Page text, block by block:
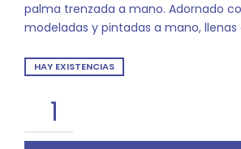
palma trenzada a mano. Adornado
modeladas y pintadas a mano, llenas
HAY EXISTENCIAS